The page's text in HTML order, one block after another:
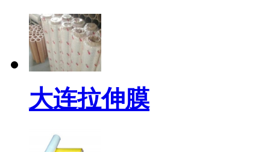
大连拉伸膜